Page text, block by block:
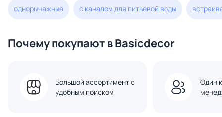
однорычажные с каналом для питьевой воды
Почему покупают в Basicdecor
Большой ассортимент с
удобным поиском
Один